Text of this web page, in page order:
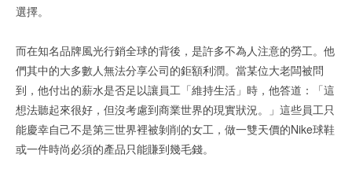
選擇。
而在知名品牌風光行銷全球的背後，是許多不為人注意的勞工。他
們其中的大多數人無法分享公司的鉅額利潤。當某位大老闆被問
到，他付出的薪水是否足以讓員工「維持生活」時，他答道：「這
想法聽起來很好，但沒考慮到商業世界的現實狀況。」這些員工只
能慶幸自己不是第三世界裡被剝削的女工，做一雙天價的Nike球鞋
或一件時尚必須的產品只能賺到幾毛錢。